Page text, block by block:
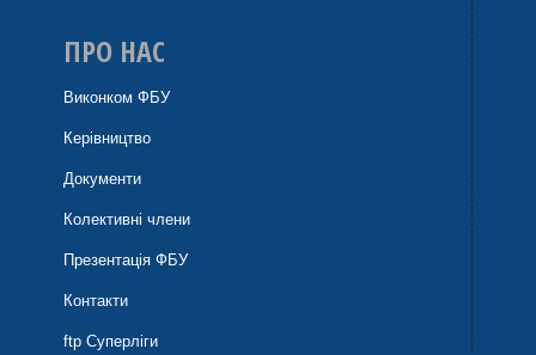
ПРО НАС
Виконком ФБУ
Керівництво
Документи
Колективні члени
Презентація ФБУ
Контакти
ftp Суперліги